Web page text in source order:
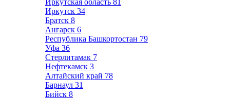
Иркутская область 81
Иркутск 34
Братск 8
Ангарск 6
Республика Башкортостан 79
Уфа 36
Стерлитамак 7
Нефтекамск 3
Алтайский край 78
Барнаул 31
Бийск 8